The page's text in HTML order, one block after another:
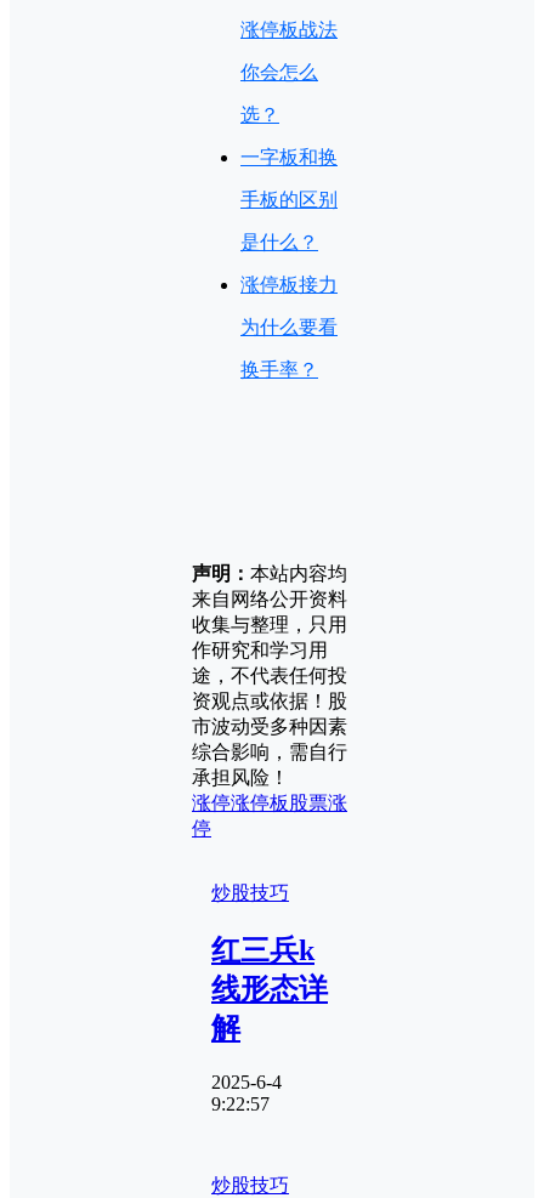
涨停板战法
你会怎么
选？
一字板和换
手板的区别
是什么？
涨停板接力
为什么要看
换手率？
声明： 本站内容均
来自网络公开资料
收集与整理，只用
作研究和学习用
途，不代表任何投
资观点或依据！股
市波动受多种因素
综合影响，需自行
承担风险！
涨停涨停板 股票涨
停
炒股技巧
红三兵k
线形态详
解
2025-6-4
9:22:57
炒股技巧